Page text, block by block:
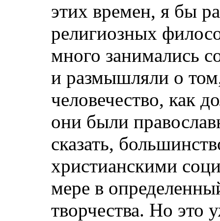
этих времен, я бы
религиозных
много занимались
и размышляли о
человечество, как
они были
сказать,
христианскими
мере в
творчества. Но это